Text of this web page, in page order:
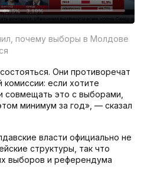
почему выборы в Молдове
Они противоречат
если хотите
это с выборами,
минимум за год», — сказал
власти официально не
структуры, так что
выборов и референдума